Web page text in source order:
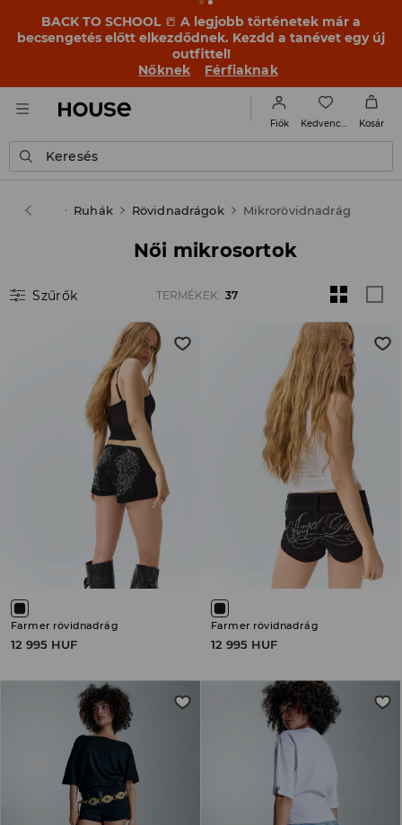
BACK TO SCHOOL 📒 A legjobb történetek már a
becsengetés előtt elkezdődnek. Kezdd a tanévet egy új
outfittel!
Nőknek
Férfiaknak
Fiók Kosár
Keresés
Ruhák Rövidnadrágok Mikrorövidnadrág
Női mikrosortok
Szűrők TERMÉKEK: 37
Farmer rövidnadrág
12 995 HUF
Farmer rövidnadrág
12 995 HUF